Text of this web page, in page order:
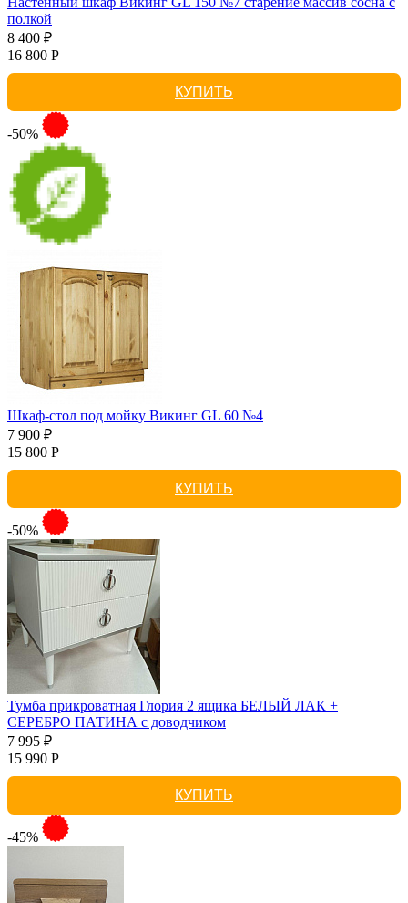
полкой
8 400 ₽
16 800 Р
КУПИТЬ
-50%
Шкаф-стол под мойку Викинг GL 60 №4
7 900 ₽
15 800 Р
КУПИТЬ
-50%
Тумба прикроватная Глория 2 ящика БЕЛЫЙ ЛАК +
СЕРЕБРО ПАТИНА с доводчиком
7 995 ₽
15 990 Р
КУПИТЬ
-45%